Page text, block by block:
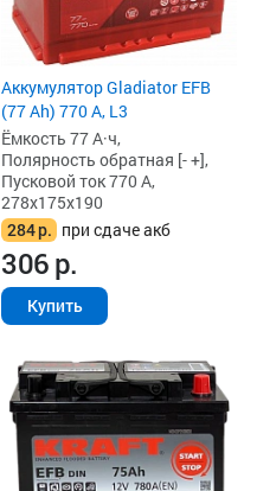
Аккумулятор Gladiator EFB
(77 Ah) 770 А, L3
Ёмкость 77 А·ч,
Полярность обратная [- +],
Пусковой ток 770 А,
278x175x190
284р. при сдаче акб
306р.
Купить